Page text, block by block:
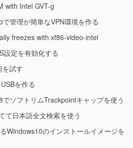
with Intel GVT-g
管理が簡単なVPN環境を作る
freezes with xf86-video-intel
設定を有効化する
を試す
を作る
ソフトリムTrackpointキャップを使う
て日本語全文検索を使う
Windows10のインストールイメージを